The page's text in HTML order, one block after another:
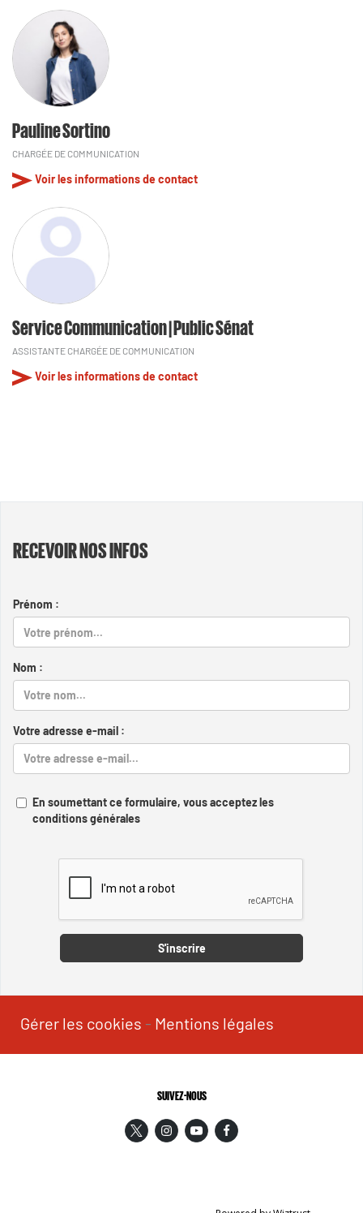
Pauline Sortino
CHARGÉE DE COMMUNICATION
Voir les informations de contact
Service Communication | Public Sénat
ASSISTANTE CHARGÉE DE COMMUNICATION
Voir les informations de contact
RECEVOIR NOS INFOS
Prénom :
Nom :
Votre adresse e-mail :
En soumettant ce formulaire, vous acceptez les
conditions générales
S'inscrire
Gérer les cookies - Mentions légales
SUIVEZ-NOUS